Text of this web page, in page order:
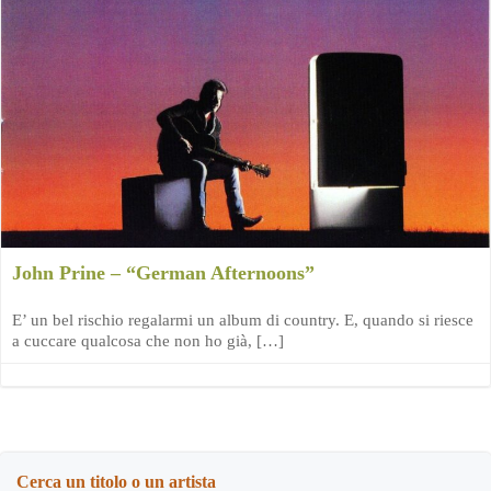
John Prine – “German Afternoons”
E’ un bel rischio regalarmi un album di country. E, quando si riesce
a cuccare qualcosa che non ho già, […]
Cerca un titolo o un artista